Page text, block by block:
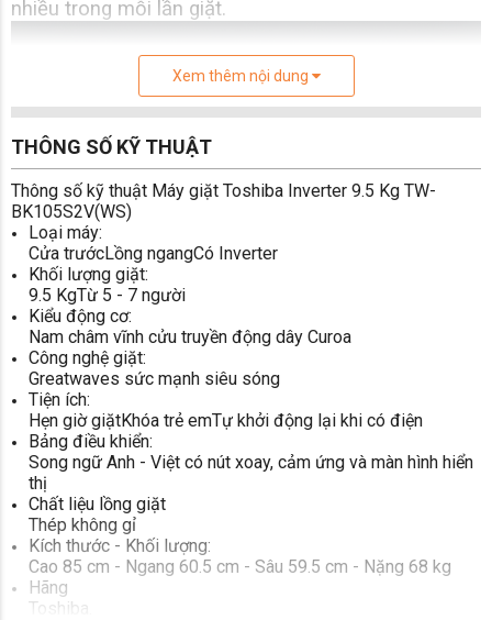
nhiều trong mỗi lần giặt.
Tiết kiệm điện hiệu quả với công nghệ Inverter
Nhờ có công nghệ Inverter, máy giặt Toshiba TW-
BK105S2V(WS) sử dụng điện và nước hiệu quả khi
có khả năng điều chỉnh vòng quay của động cơ để
đưa lồng giặt vào những trạng thái hoạt động tối ưu
nhất.
Xem thêm nội dung
THÔNG SỐ KỸ THUẬT
Thông số kỹ thuật Máy giặt Toshiba Inverter 9.5 Kg TW-
BK105S2V(WS)
Loại máy:
Cửa trướcLồng ngangCó Inverter
Khối lượng giặt:
9.5 KgTừ 5 - 7 người
Kiểu động cơ:
Nam châm vĩnh cửu truyền động dây Curoa
Công nghệ giặt:
Greatwaves sức mạnh siêu sóng
Tiện ích:
Hẹn giờ giặtKhóa trẻ emTự khởi động lại khi có điện
Bảng điều khiển:
Song ngữ Anh - Việt có nút xoay, cảm ứng và màn hình hiển
thị
Chất liệu lồng giặt
Thép không gỉ
Kích thước - Khối lượng:
Cao 85 cm - Ngang 60.5 cm - Sâu 59.5 cm - Nặng 68 kg
Hãng
Toshiba.